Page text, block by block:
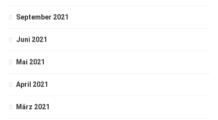
September 2021
Juni 2021
Mai 2021
April 2021
März 2021